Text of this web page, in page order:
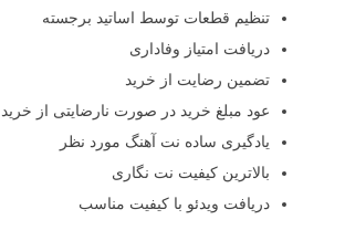
تنظیم قطعات توسط اساتید برجسته
دریافت امتیاز وفاداری
تضمین رضایت از خرید
عود مبلغ خرید در صورت نارضایتی از خرید
یادگیری ساده نت آهنگ مورد نظر
بالاترین کیفیت نت نگاری
دریافت ویدئو با کیفیت مناسب